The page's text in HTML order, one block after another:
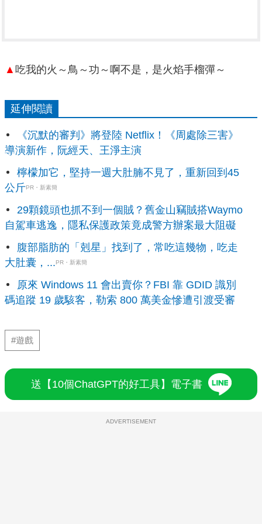
▲ 吃我的火～鳥～功～啊不是，是火焰手榴彈～
延伸閱讀
《沉默的審判》將登陸 Netflix！《周處除三害》
導演新作，阮經天、王淨主演
檸檬加它，堅持一週大肚腩不見了，重新回到45
公斤PR・新素簡
29顆鏡頭也抓不到一個賊？舊金山竊賊搭Waymo
自駕車逃逸，隱私保護政策竟成警方辦案最大阻礙
腹部脂肪的「剋星」找到了，常吃這幾物，吃走
大肚囊，...PR・新素簡
原來 Windows 11 會出賣你？FBI 靠 GDID 識別
碼追蹤 19 歲駭客，勒索 800 萬美金慘遭引渡受審
#遊戲
送【10個ChatGPT的好工具】電子書
ADVERTISEMENT